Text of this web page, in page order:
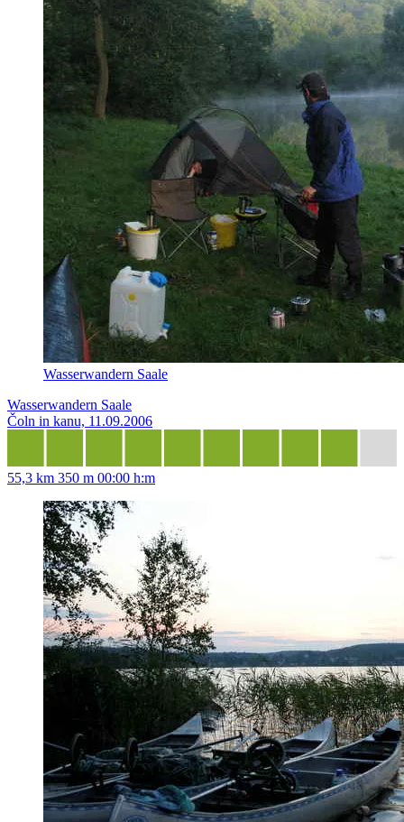
Wasserwandern Saale
Wasserwandern Saale
Čoln in kanu, 11.09.2006
55,3 km 350 m 00:00 h:m